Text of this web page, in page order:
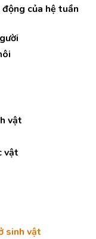
của hệ tuần
vật
vật
sinh vật